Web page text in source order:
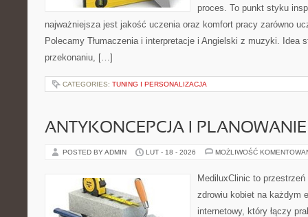
proces. To punkt styku
najważniejsza jest jakość uczenia oraz komfort pracy zarówno
Polecamy Tłumaczenia i interpretacje i Angielski z muzyki. Idea
przekonaniu, […]
CATEGORIES: TUNING I PERSONALIZACJA
ANTYKONCEPCJA I
POSTED BY ADMIN LUT - 18 - 2026 MOŻLIWOŚĆ
MediluxClinic to
zdrowiu kobiet na każdym
internetowy, który łączy